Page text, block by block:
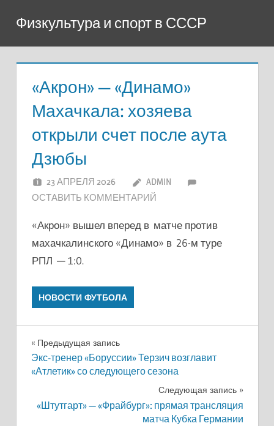
содержимому
Физкультура и спорт в СССР
«Акрон» — «Динамо»
Махачкала: хозяева
открыли счет после аута
Дзюбы
23 АПРЕЛЯ 2026
ADMIN
ОСТАВИТЬ КОММЕНТАРИЙ
«Акрон» вышел вперед в матче против
махачкалинского «Динамо» в 26-м туре
РПЛ — 1:0.
НОВОСТИ ФУТБОЛА
Навигация
по
Предыдущая запись
Экс-тренер «Боруссии» Терзич возглавит
«Атлетик» со следующего сезона
Следующая запись
«Штутгарт» — «Фрайбург»: прямая трансляция
матча Кубка Германии